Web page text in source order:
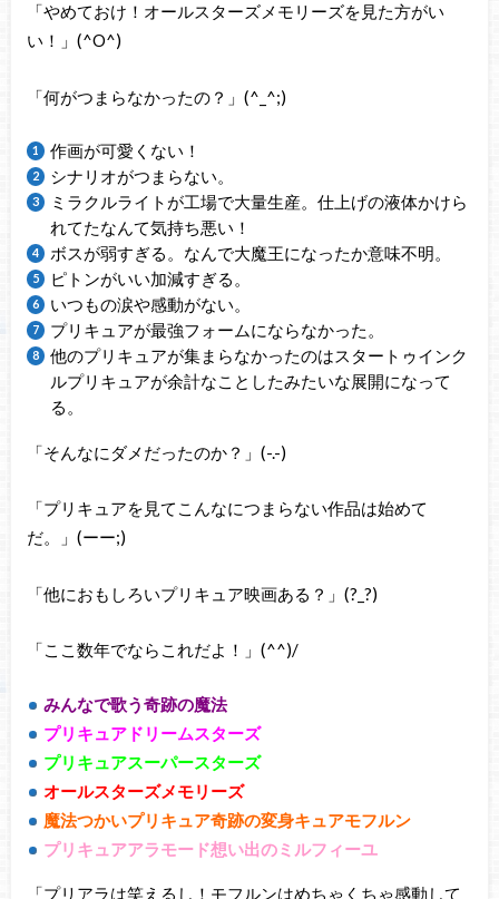
「やめておけ！オールスターズメモリーズを見た方がい
い！」(^O^)
「何がつまらなかったの？」(^_^;)
作画が可愛くない！
シナリオがつまらない。
ミラクルライトが工場で大量生産。仕上げの液体かけら
れてたなんて気持ち悪い！
ボスが弱すぎる。なんで大魔王になったか意味不明。
ピトンがいい加減すぎる。
いつもの涙や感動がない。
プリキュアが最強フォームにならなかった。
他のプリキュアが集まらなかったのはスタートゥインク
ルプリキュアが余計なことしたみたいな展開になって
る。
「そんなにダメだったのか？」(-.-)
「プリキュアを見てこんなにつまらない作品は始めて
だ。」(ーー;)
「他におもしろいプリキュア映画ある？」(?_?)
「ここ数年でならこれだよ！」(^^)/
みんなで歌う奇跡の魔法
プリキュアドリームスターズ
プリキュアスーパースターズ
オールスターズメモリーズ
魔法つかいプリキュア奇跡の変身キュアモフルン
プリキュアアラモード想い出のミルフィーユ
「プリアラは笑えるし！モフルンはめちゃくちゃ感動して